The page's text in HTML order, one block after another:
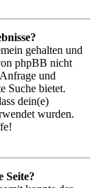
gehalten und
phpBB nicht
und
Suche bietet.
dein(e)
wurden.
Seite?